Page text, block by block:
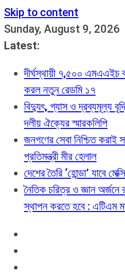
Skip to content
Sunday, August 9, 2026
Latest:
দীর্ঘস্থায়ী ৭,৫০০ এমএএইচ
করল নতুন রেডমি ১৭
বিদ্যুৎ, গ্যাস ও দ্রব্যমূল্য
দলীয় ঐক্যের স্মারকলিপি
জনগণের সেবা নিশ্চিত করাই
প্রতিমন্ত্রী মীর হেলাল
দেশের তৈরি ‘হোন্ডা’ যাবে
নৈতিক চরিত্র ও জ্ঞান অর্জনে
স্থাপন করতে হবে : এটিএম